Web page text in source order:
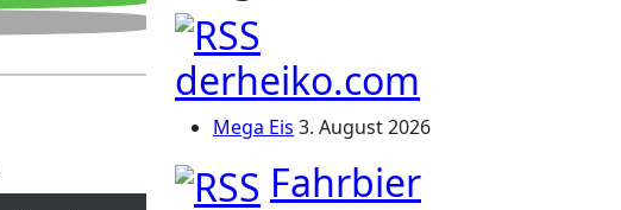
derheiko.com
Mega Eis 3. August 2026
Fahrbier